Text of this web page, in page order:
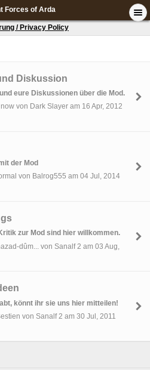
Forces of Arda
/ Privacy Policy
Diskussion
eure Diskussionen über die Mod.
von Dark Slayer am 16 Apr, 2012
der Mod
von Balrog555 am 04 Jul, 2014
zur Mod sind hier willkommen.
dûm... von Sanalf 2 am 03 Aug,
könnt ihr sie uns hier mitteilen!
von Sanalf 2 am 30 Jul, 2011